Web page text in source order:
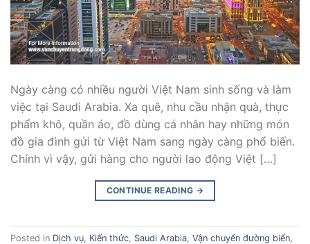
Ngày càng có nhiều người Việt Nam sinh sống và làm
việc tại Saudi Arabia. Xa quê, nhu cầu nhận quà, thực
phẩm khô, quần áo, đồ dùng cá nhân hay những món
đồ gia đình gửi từ Việt Nam sang ngày càng phổ biến.
Chính vì vậy, gửi hàng cho người lao động Việt […]
CONTINUE READING →
Posted in Dịch vụ Kiến thức Saudi Arabia Vận chuyển đường biển,